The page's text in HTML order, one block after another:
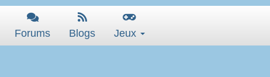
Forums Blogs Jeux